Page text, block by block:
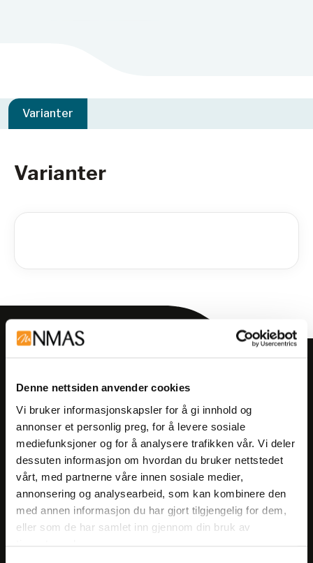
Denne nettsiden anvender cookies
Vi bruker informasjonskapsler for å gi innhold og
annonser et personlig preg, for å levere sosiale
mediefunksjoner og for å analysere trafikken vår. Vi deler
dessuten informasjon om hvordan du bruker nettstedet
vårt, med partnerne våre innen sosiale medier,
annonsering og analysearbeid, som kan kombinere den
med annen informasjon du har gjort tilgjengelig for dem,
eller som de har samlet inn gjennom din bruk av
Varianter
Varianter
Få informasjon om produkter,
arrangementer og kampanjer.
Meld på nyhetsbrev